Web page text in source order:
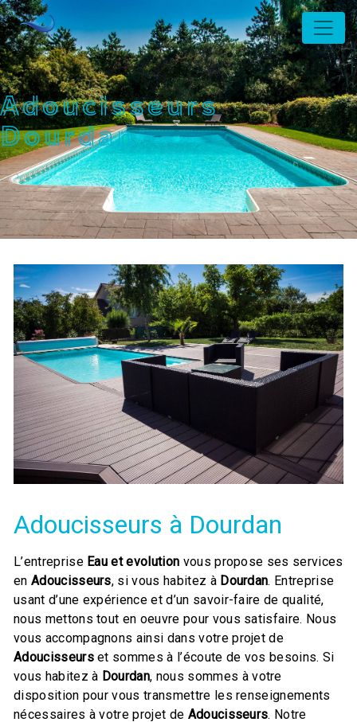
Panneau de gestion des cookies
Adoucisseurs
Dourdan
Adoucisseurs à Dourdan
L’entreprise Eau et evolution vous propose ses services
en Adoucisseurs, si vous habitez à Dourdan. Entreprise
usant d’une expérience et d’un savoir-faire de qualité,
nous mettons tout en oeuvre pour vous satisfaire. Nous
vous accompagnons ainsi dans votre projet de
Adoucisseurset sommes à l’écoute de vos besoins. Si
vous habitez à Dourdan, nous sommes à votre
disposition pour vous transmettre les renseignements
nécessaires à votre projet de Adoucisseurs. Notre